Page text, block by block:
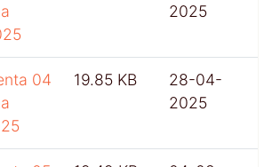
2025
04
19.85 KB
28-04-
2025